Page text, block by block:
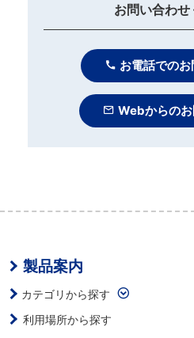
お問い合わせ
お電話での
Webからの
製品案内
カテゴリから探す
利用場所から探す